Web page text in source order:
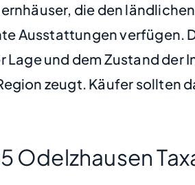
die den
Ausstattungen verfügen.
Lage und dem Zustand
zeugt. Käufer sollten
Odelzhausen